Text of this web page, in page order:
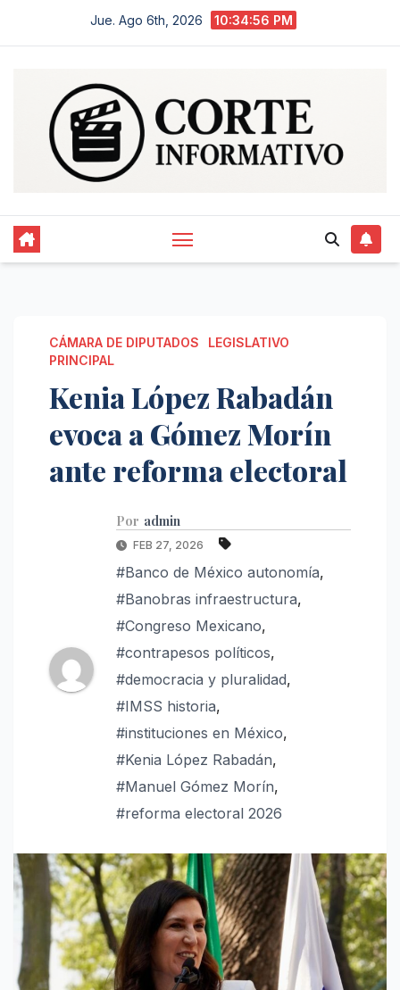
Jue. Ago 6th, 2026 10:34:56 PM
CÁMARA DE DIPUTADOS
LEGISLATIVO
PRINCIPAL
Kenia López Rabadán
evoca a Gómez Morín
ante reforma electoral
Por admin
FEB 27, 2026
#Banco de México autonomía,
#Banobras infraestructura,
#Congreso Mexicano,
#contrapesos políticos,
#democracia y pluralidad,
#IMSS historia,
#instituciones en México,
#Kenia López Rabadán,
#Manuel Gómez Morín,
#reforma electoral 2026